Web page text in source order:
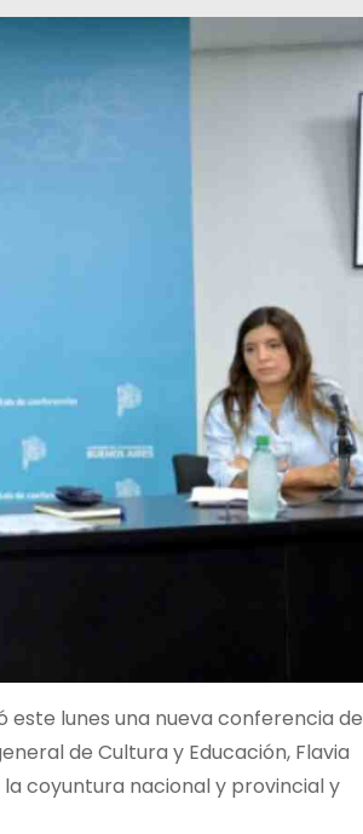
este lunes una nueva conferencia de
de Cultura y Educación, Flavia
coyuntura nacional y provincial y